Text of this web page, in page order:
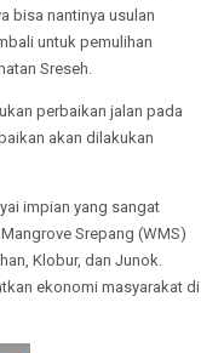
bisa nantinya usulan
untuk pemulihan
Sreseh.
perbaikan jalan pada
akan dilakukan
impian yang sangat
Srepang (WMS)
Klobur, dan Junok.
ekonomi masyarakat di